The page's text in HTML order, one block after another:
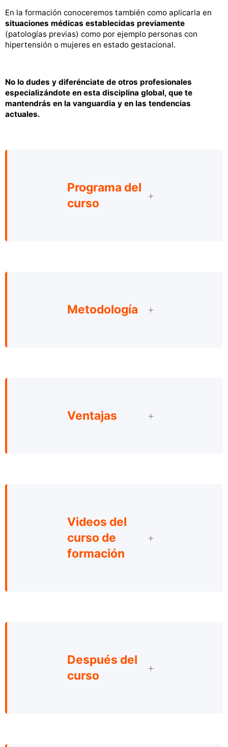
En la formación conoceremos también como aplicarla en
situaciones médicas establecidas previamente
(patologías previas) como por ejemplo personas con
hipertensión o mujeres en estado gestacional.
No lo dudes y diferénciate de otros profesionales
especializándote en esta disciplina global, que te
mantendrás en la vanguardia y en las tendencias
actuales.
Programa del
curso
Metodología
Ventajas
Videos del
curso de
formación
Después del
curso